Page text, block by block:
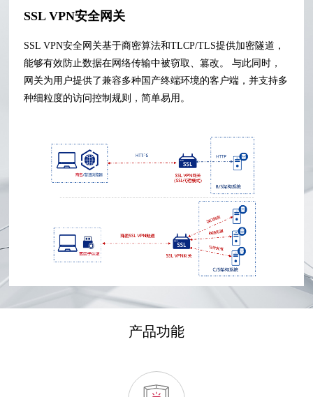
SSL VPN安全网关
SSL VPN安全网关基于商密算法和TLCP/TLS提供加密隧道，
能够有效防止数据在网络传输中被窃取、篡改。 与此同时，
网关为用户提供了兼容多种国产终端环境的客户端，并支持多
种细粒度的访问控制规则，简单易用。
产品功能